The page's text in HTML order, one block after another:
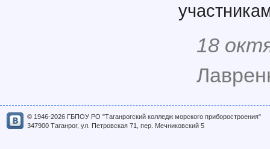
18
© 1946-2026 ГБПОУ РО "Таганрогский колледж морского приборостроения"
347900 Таганрог, ул. Петровская 71, пер. Мечниковский 5